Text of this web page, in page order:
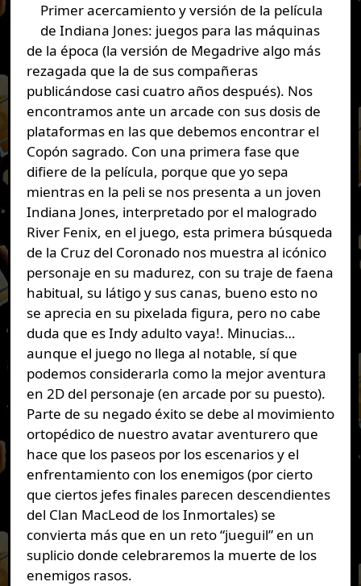
Primer acercamiento y versión de la película
de Indiana Jones: juegos para las máquinas
de la época (la versión de Megadrive algo más
rezagada que la de sus compañeras
publicándose casi cuatro años después). Nos
encontramos ante un arcade con sus dosis de
plataformas en las que debemos encontrar el
Copón sagrado. Con una primera fase que
difiere de la película, porque que yo sepa
mientras en la peli se nos presenta a un joven
Indiana Jones, interpretado por el malogrado
River Fenix, en el juego, esta primera búsqueda
de la Cruz del Coronado nos muestra al icónico
personaje en su madurez, con su traje de faena
habitual, su látigo y sus canas, bueno esto no
se aprecia en su pixelada figura, pero no cabe
duda que es Indy adulto vaya!. Minucias…
aunque el juego no llega al notable, sí que
podemos considerarla como la mejor aventura
en 2D del personaje (en arcade por su puesto).
Parte de su negado éxito se debe al movimiento
ortopédico de nuestro avatar aventurero que
hace que los paseos por los escenarios y el
enfrentamiento con los enemigos (por cierto
que ciertos jefes finales parecen descendientes
del Clan MacLeod de los Inmortales) se
convierta más que en un reto “jueguil” en un
suplicio donde celebraremos la muerte de los
enemigos rasos.